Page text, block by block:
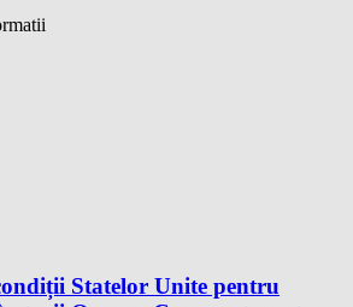
Statelor Unite pentru